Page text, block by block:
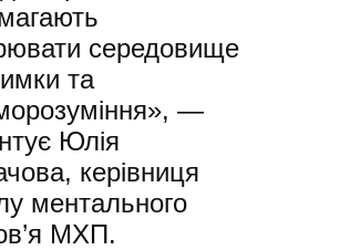
середовище
та
—
Юлія
керівниця
ментального
МХП.